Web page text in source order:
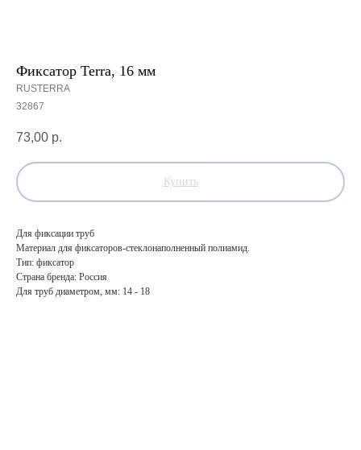
Фиксатор Terra, 16 мм
RUSTERRA
32867
73,00 р.
Купить
Для фиксации труб
Материал для фиксаторов-стеклонаполненный полиамид.
Тип: фиксатор
Страна бренда: Россия
Для труб диаметром, мм: 14 - 18